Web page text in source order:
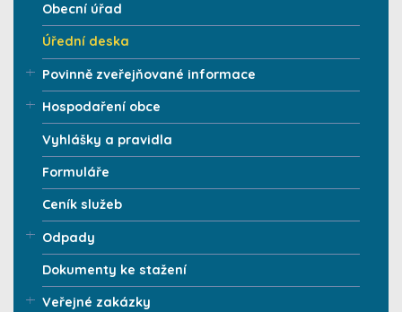
Obecní úřad
Úřední deska
Povinně zveřejňované informace
Hospodaření obce
Vyhlášky a pravidla
Formuláře
Ceník služeb
Odpady
Dokumenty ke stažení
Veřejné zakázky